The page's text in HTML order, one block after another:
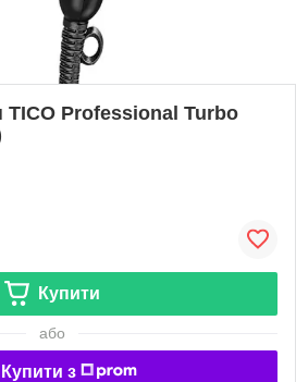
Professional Turbo
Купити
або
Купити з